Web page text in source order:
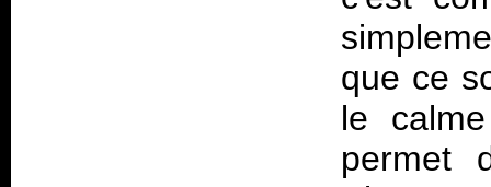
que ce
le
permet